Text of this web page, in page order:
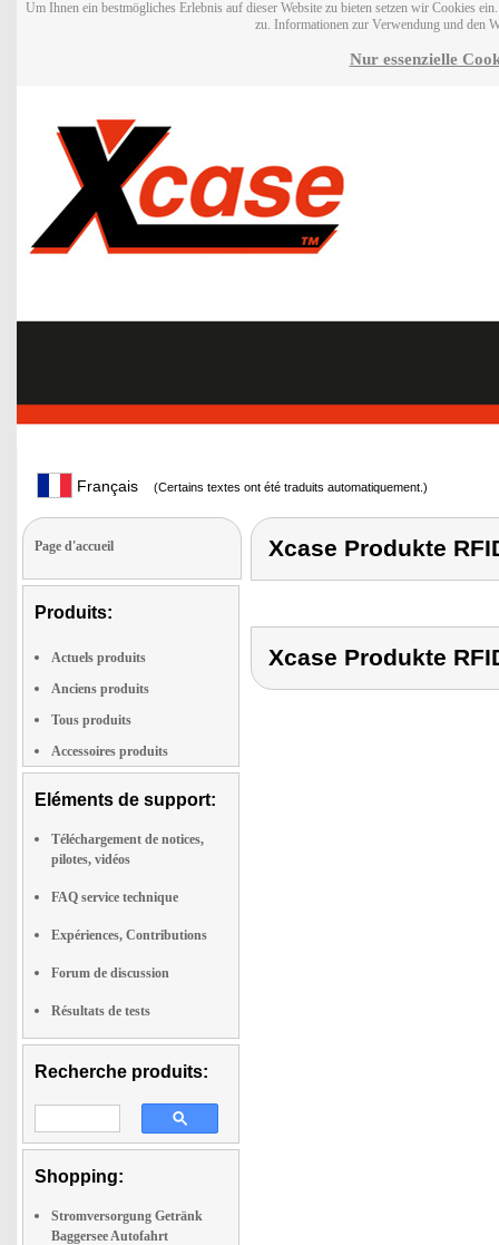
Um Ihnen ein bestmögliches Erlebnis auf dieser Website zu bieten setzen wir Cookies
zu. Informationen zur Verwendung und den
Nur essenzielle
Français (Certains textes ont été traduits automatiquement.)
Page d'accueil
Produits:
Actuels produits
Anciens produits
Tous produits
Accessoires produits
Eléments de support:
Téléchargement de notices,
pilotes, vidéos
FAQ service technique
Expériences, Contributions
Forum de discussion
Résultats de tests
Recherche produits:
Shopping:
Stromversorgung Getränk
Baggersee Autofahrt
Xcase Produkte
Xcase Produkte